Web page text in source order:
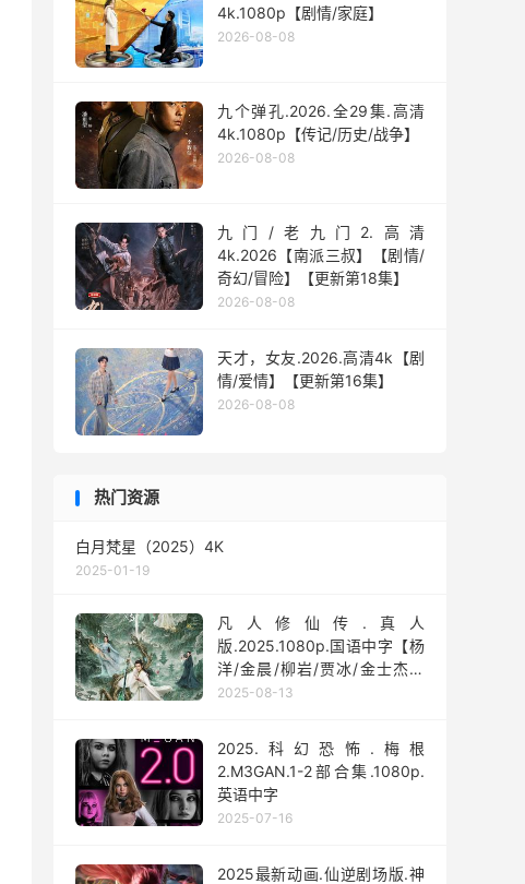
4k.1080p【剧情/家庭】
2026-08-08
九个弹孔.2026.全29集.高清
4k.1080p【传记/历史/战争】
2026-08-08
九门/老九门2.高清
4k.2026【南派三叔】【剧情/
奇幻/冒险】【更新第18集】
2026-08-08
天才，女友.2026.高清4k【剧
情/爱情】【更新第16集】
2026-08-08
热门资源
白月梵星（2025）4K
2025-01-19
凡人修仙传.真人
版.2025.1080p.国语中字【杨
洋/金晨/柳岩/贾冰/金士杰】
【全30集】
2025-08-13
2025.科幻恐怖.梅根
2.M3GAN.1-2部合集.1080p.
英语中字
2025-07-16
2025最新动画.仙逆剧场版.神